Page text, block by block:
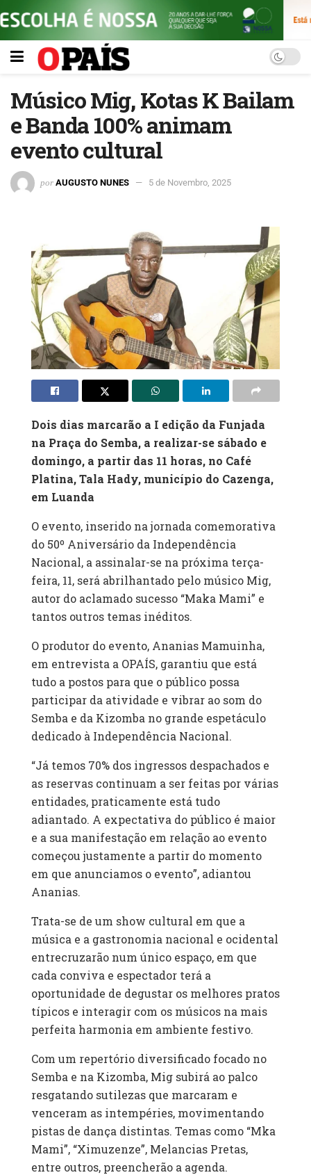
Músico Mig, Kotas K Bailam
e Banda 100% animam
evento cultural
por AUGUSTO NUNES 5 de Novembro, 2025
Dois dias marcarão a I edição da Funjada
na Praça do Semba, a realizar-se sábado e
domingo, a partir das 11 horas, no Café
Platina, Tala Hady, município do Cazenga,
em Luanda
O evento, inserido na jornada comemorativa
do 50º Aniversário da Independência
Nacional, a assinalar-se na próxima terça-
feira, 11, será abrilhantado pelo músico Mig,
autor do aclamado sucesso “Maka Mami” e
tantos outros temas inéditos.
O produtor do evento, Ananias Mamuinha,
em entrevista a OPAÍS, garantiu que está
tudo a postos para que o público possa
participar da atividade e vibrar ao som do
Semba e da Kizomba no grande espetáculo
dedicado à Independência Nacional.
“Já temos 70% dos ingressos despachados e
as reservas continuam a ser feitas por várias
entidades, praticamente está tudo
adiantado. A expectativa do público é maior
e a sua manifestação em relação ao evento
começou justamente a partir do momento
em que anunciamos o evento”, adiantou
Ananias.
Trata-se de um show cultural em que a
música e a gastronomia nacional e ocidental
entrecruzarão num único espaço, em que
cada conviva e espectador terá a
oportunidade de degustar os melhores pratos
típicos e interagir com os músicos na mais
perfeita harmonia em ambiente festivo.
Com um repertório diversificado focado no
Semba e na Kizomba, Mig subirá ao palco
resgatando sutilezas que marcaram e
venceram as intempéries, movimentando
pistas de dança distintas. Temas como “Mka
Mami”, “Ximuzenze”, Melancias Pretas,
entre outros, preencherão a agenda.